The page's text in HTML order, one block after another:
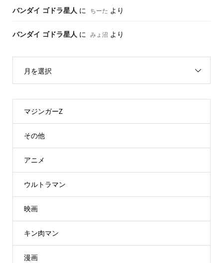
バンダイ ゴドラ星人 に ちーた より
バンダイ ゴドラ星人 に みょ沼 より
月を選択
マジンガーZ
その他
アニメ
ウルトラマン
映画
キン肉マン
漫画